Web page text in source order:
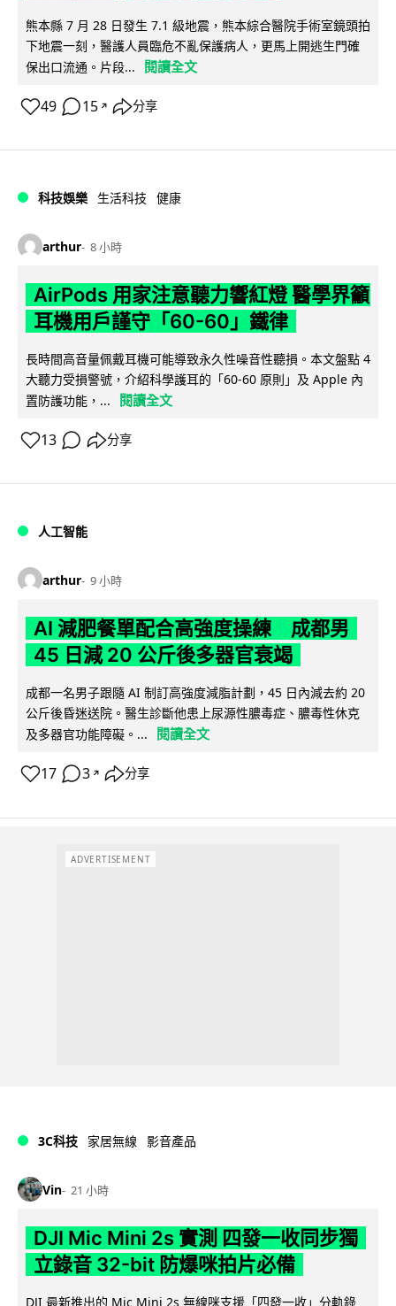
熊本縣 7 月 28 日發生 7.1 級地震，熊本綜合醫院手術室鏡頭拍
下地震一刻，醫護人員臨危不亂保護病人，更馬上開逃生門確
保出口流通。片段...
閱讀全文
49 15 ↗ 分享
科技娛樂 生活科技 健康
arthur 8 小時
AirPods 用家注意聽力響紅燈 醫學界籲
耳機用戶謹守「60-60」鐵律
長時間高音量佩戴耳機可能導致永久性噪音性聽損。本文盤點 4
大聽力受損警號，介紹科學護耳的「60-60 原則」及 Apple 內
置防護功能，...
閱讀全文
13 分享
人工智能
arthur 9 小時
AI 減肥餐單配合高強度操練 成都男
45 日減 20 公斤後多器官衰竭
成都一名男子跟隨 AI 制訂高強度減脂計劃，45 日內減去約 20
公斤後昏迷送院。醫生診斷他患上尿源性膿毒症、膿毒性休克
及多器官功能障礙。...
閱讀全文
17 3 ↗ 分享
ADVERTISEMENT
3C科技 家居無線 影音產品
Vin 21 小時
DJI Mic Mini 2s 實測 四發一收同步獨
立錄音 32-bit 防爆咪拍片必備
DJI 最新推出的 Mic Mini 2s 無線咪支援「四發一收」分軌錄